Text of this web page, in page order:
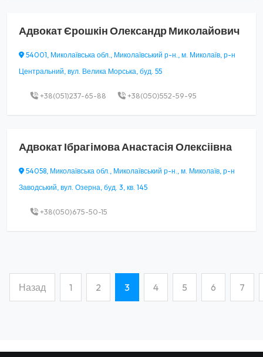
АдвокатЄрошкін Олександр Миколайович
54001, Миколаївська обл., Миколаївський р-н., м. Миколаїв, р-н
Центральний, вул. Велика Морська, буд. 55
+38(051)237-65-88 +38(050)552-59-95
АдвокатІбрагімова Анастасія Олексіівна
54058, Миколаївська обл., Миколаївський р-н., м. Миколаїв, р-н
Заводський, вул. Озерна, буд. 3, кв. 145
+38(050)675-50-15
Назад 1 2
3
4 5 6 7